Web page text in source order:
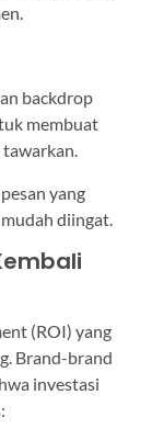
backdrop
membuat
tawarkan.
yang
diingat.
(ROI) yang
Brand-brand
investasi